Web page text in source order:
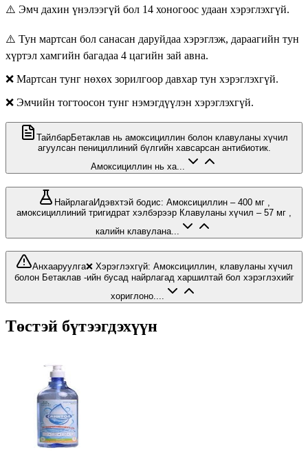
⚠️ Эмч дахин үнэлээгүй бол 14 хоногоос удаан хэрэглэхгүй.
⚠️ Тун мартсан бол санасан даруйдаа хэрэглэж, дараагийн тун
хүртэл хамгийн багадаа 4 цагийн зай авна.
❌ Мартсан тунг нөхөх зорилгоор давхар тун хэрэглэхгүй.
❌ Эмчийн тогтоосон тунг нэмэгдүүлэн хэрэглэхгүй.
ТайлбарБетаклав нь амоксициллин болон клавуланы хүчил
агуулсан пенициллиний бүлгийн хавсарсан антибиотик.
Амоксициллин нь ха...
НайрлагаИдэвхтэй бодис: Амоксициллин – 400 мг ,
амоксициллиний тригидрат хэлбэрээр Клавуланы хүчил – 57 мг ,
калийн клавулана...
Анхааруулга❌ Хэрэглэхгүй: Амоксициллин, клавуланы хүчил
болон Бетаклав -ийн бусад найрлагад харшилтай бол хэрэглэхийг
хориглоно....
Төстэй бүтээгдэхүүн